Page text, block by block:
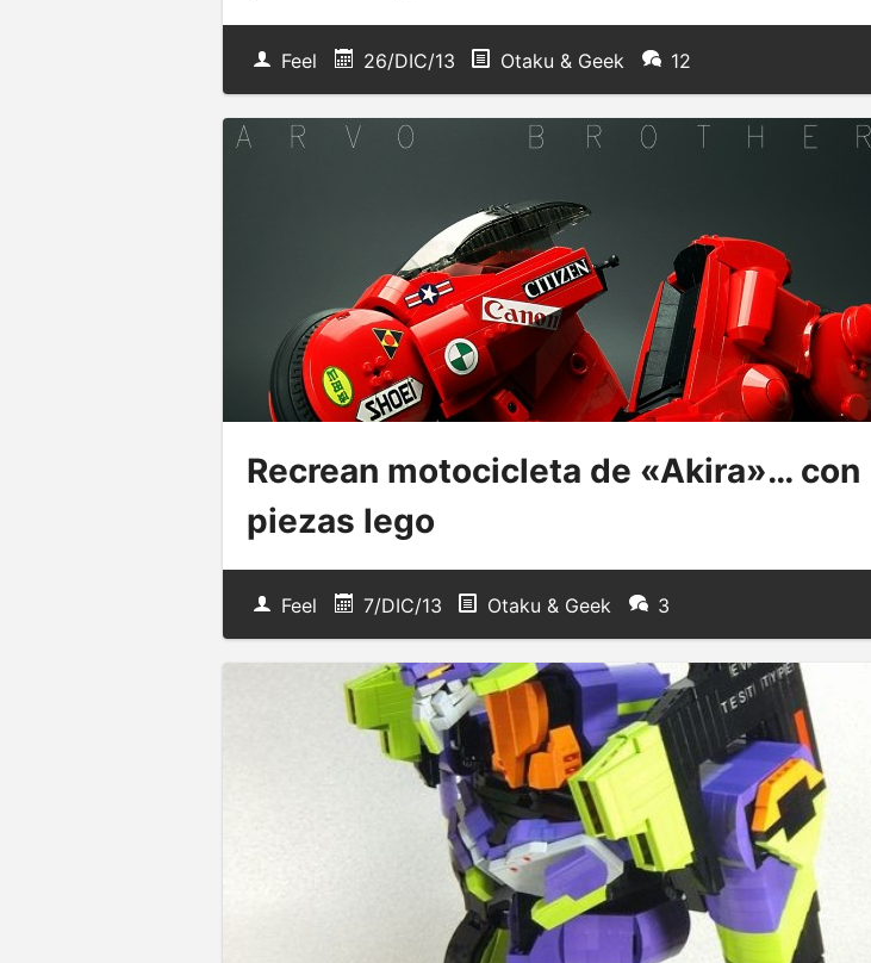
Feel 26/DIC/13 Otaku & Geek 12
Recrean motocicleta de «Akira»… con
piezas lego
Feel 7/DIC/13 Otaku & Geek 3